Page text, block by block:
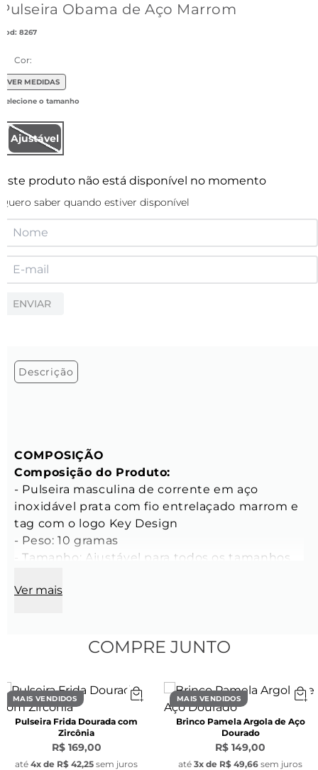
Pulseira Obama de Aço Marrom
: 8267
Cor:
VER MEDIDAS
Ajustável
Este produto não está disponível no momento
Quero saber quando estiver disponível
ENVIAR
Descrição
COMPOSIÇÃO
Composição do Produto:
- Pulseira masculina de corrente em aço
inoxidável prata com fio entrelaçado marrom e
tag com o logo Key Design
- Peso: 10 gramas
- Tamanho: Ajustável para todos os tamanhos
cm
Características da Corrente:
- Material: Aço inoxidável
- Modelo: Box veneziana
- Fecho lagosta de aço inoxidável na cor prata
- Corrente extensora de aço inoxidável prata,
com espessura de 3mm
Ver mais
COMPRE JUNTO
MAIS VENDIDOS
Pulseira Frida Dourada com
Zircônia
R$ 169,00
até 4x de R$ 42,25 sem juros
MAIS VENDIDOS
Brinco Pamela Argola de Aço
Dourado
R$ 149,00
até 3x de R$ 49,66 sem juros